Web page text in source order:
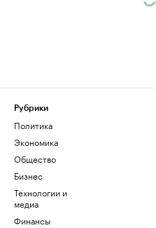
Рубрики
Политика
Экономика
Общество
Бизнес
Технологии и
медиа
Финансы